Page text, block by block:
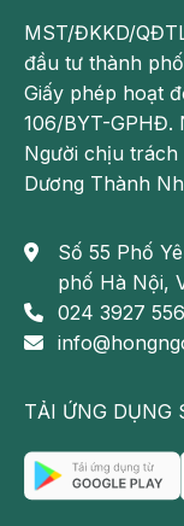
Chăm
mổ
Hơ cửa
thường
Hướng
an toàn
Uống nước dừa
Nếu bắt đầu
người nhà lấy
dừa ấm sau đó
Ăn gì dễ sinh
MST/ĐKKD/
đầu tư thành
Giấy phép hoạt
106/BYT-GPHĐ.
Người chịu trách
Dương Thành
Số 55 Phố
phố Hà Nội,
024 3927
TẢI ỨNG DỤNG